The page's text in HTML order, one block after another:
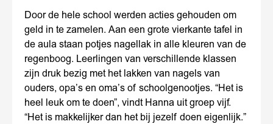
Door de hele school werden acties gehouden om
geld in te zamelen. Aan een grote vierkante tafel in
de aula staan potjes nagellak in alle kleuren van de
regenboog. Leerlingen van verschillende klassen
zijn druk bezig met het lakken van nagels van
ouders, opa’s en oma’s of schoolgenootjes. “Het is
heel leuk om te doen”, vindt Hanna uit groep vijf.
“Het is makkelijker dan het bij jezelf doen eigenlijk.”